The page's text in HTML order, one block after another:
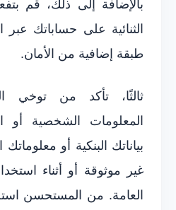
بالإضافة إلى ذلك، قم
الثنائية على حساباتك
طبقة إضافية من الأمان.
ثالثًا، تأكد من توخي
المعلومات الشخصية أو
بياناتك البنكية أو
غير موثوقة أو أثناء
العامة. من المستحسن